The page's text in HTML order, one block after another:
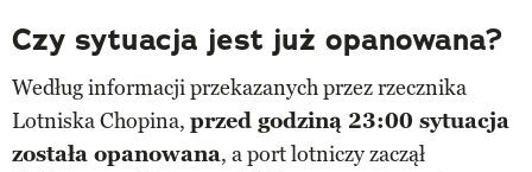
Czy sytuacja jest już opanowana?
Według informacji przekazanych przez rzecznika
Lotniska Chopina, przed godziną 23:00 sytuacja
została opanowana, a port lotniczy zaczął